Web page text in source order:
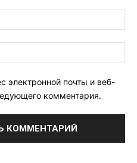
электронной почты и веб-
комментария.